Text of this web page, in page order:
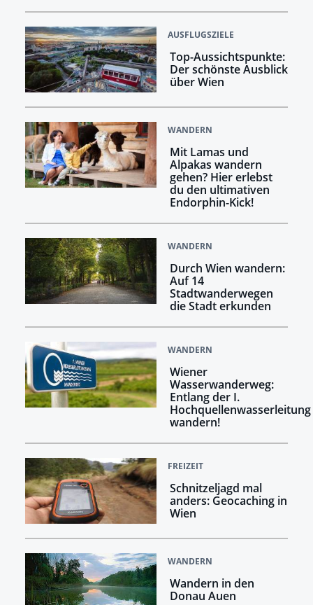
AUSFLUGSZIELE
Top-Aussichtspunkte:
Der schönste Ausblick
über Wien
WANDERN
Mit Lamas und
Alpakas wandern
gehen? Hier erlebst
du den ultimativen
Endorphin-Kick!
WANDERN
Durch Wien wandern:
Auf 14
Stadtwanderwegen
die Stadt erkunden
WANDERN
Wiener
Wasserwanderweg:
Entlang der I.
Hochquellenwasserleitung
wandern!
FREIZEIT
Schnitzeljagd mal
anders: Geocaching in
Wien
WANDERN
Wandern in den
Donau Auen